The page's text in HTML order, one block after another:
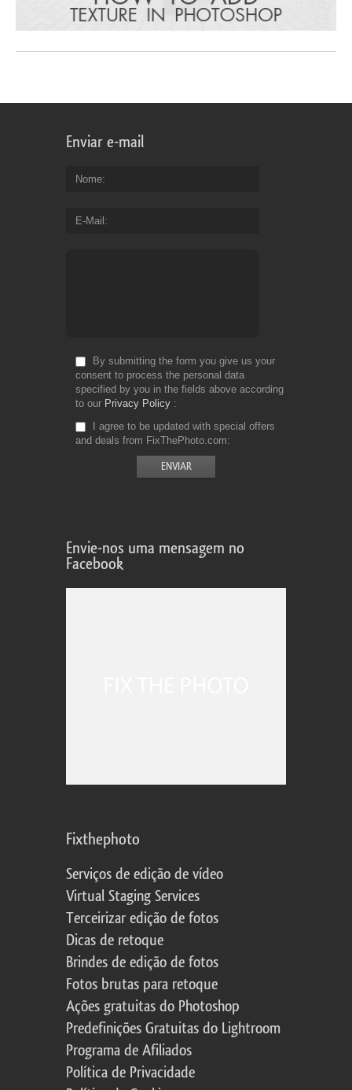
Enviar e-mail
Nome
E-Mail
By submitting the form you give us your
consent to process the personal data
specified by you in the fields above according
to our Privacy Policy
I agree to be updated with special offers
and deals from FixThePhoto.com
Envie-nos uma mensagem no
Facebook
Fixthephoto
Serviços de edição de vídeo
Virtual Staging Services
Terceirizar edição de fotos
Dicas de retoque
Brindes de edição de fotos
Fotos brutas para retoque
Ações gratuitas do Photoshop
Predefinições Gratuitas do Lightroom
Programa de Afiliados
Política de Privacidade